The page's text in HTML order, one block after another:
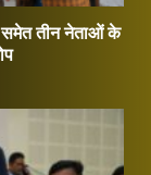
समेत तीन नेताओं के